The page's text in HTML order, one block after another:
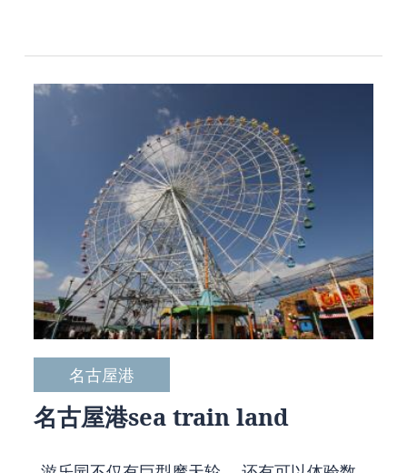
名古屋港
名古屋港sea train land